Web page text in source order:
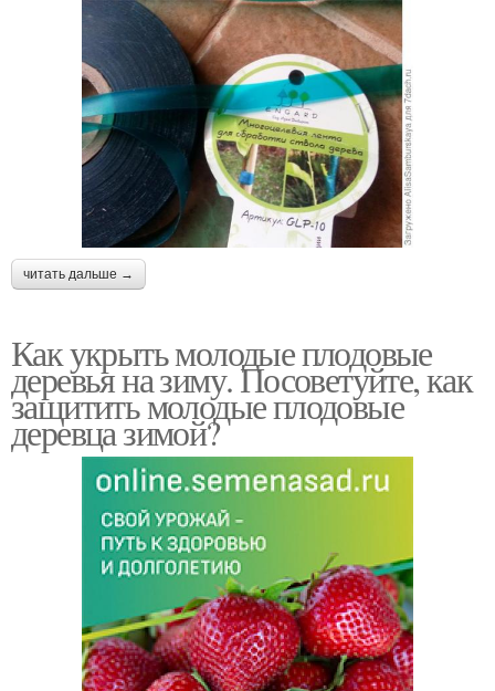
читать дальше →
Как укрыть молодые плодовые
деревья на зиму. Посоветуйте, как
защитить молодые плодовые
деревца зимой?